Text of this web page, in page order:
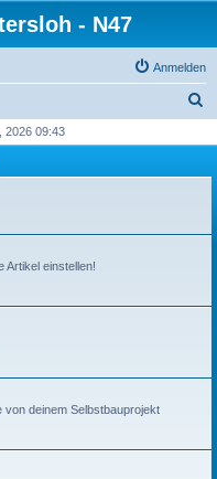
- N47
Anmelden
h
2026 09:43
Artikel einstellen!
deinem Selbstbauprojekt